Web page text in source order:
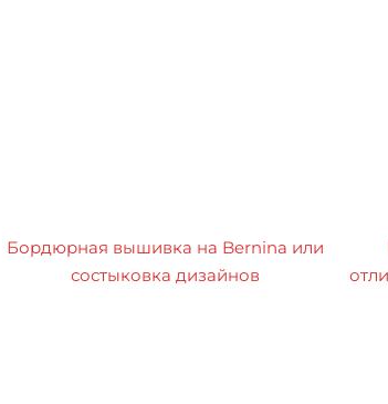
Бордюрная вышивка на Bernina или
состыковка дизайнов